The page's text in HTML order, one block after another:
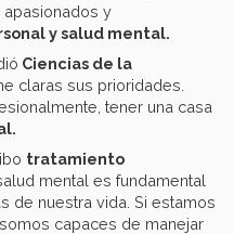
y
y salud mental.
Ciencias de la
claras sus prioridades.
tener una casa
tratamiento
mental es fundamental
de nuestra vida. Si estamos
capaces de manejar